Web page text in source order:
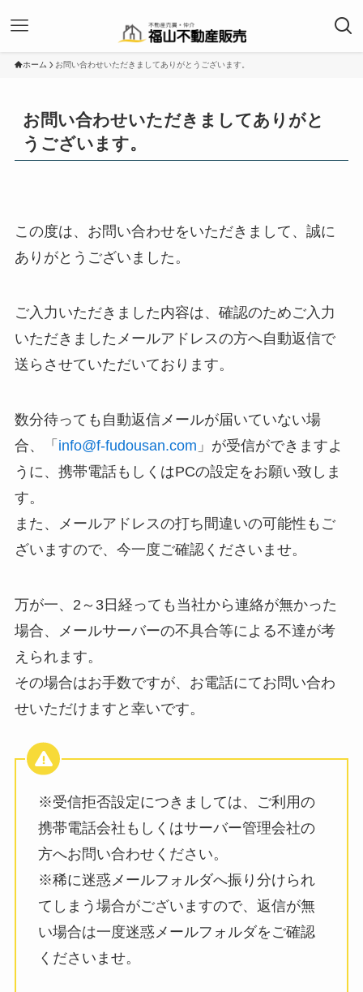
ホーム お問い合わせいただきましてありがとうございます。
お問い合わせいただきましてありがと
うございます。
この度は、お問い合わせをいただきまして、誠に
ありがとうございました。
ご入力いただきました内容は、確認のためご入力
いただきましたメールアドレスの方へ自動返信で
送らさせていただいております。
数分待っても自動返信メールが届いていない場
合、「 info@f-fudousan.com 」が受信ができますよ
うに、携帯電話もしくはPCの設定をお願い致しま
す。
また、メールアドレスの打ち間違いの可能性もご
ざいますので、今一度ご確認くださいませ。
万が一、2～3日経っても当社から連絡が無かった
場合、メールサーバーの不具合等による不達が考
えられます。
その場合はお手数ですが、お電話にてお問い合わ
せいただけますと幸いです。
※受信拒否設定につきましては、ご利用の
携帯電話会社もしくはサーバー管理会社の
方へお問い合わせください。
※稀に迷惑メールフォルダへ振り分けられ
てしまう場合がございますので、返信が無
い場合は一度迷惑メールフォルダをご確認
くださいませ。